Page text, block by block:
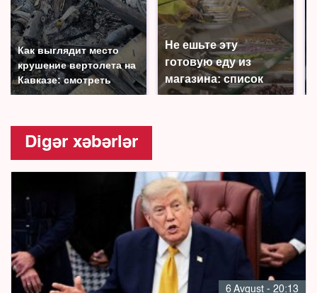
Как выглядит место
крушение вертолета на
Кавказе: смотреть
Не ешьте эту
готовую еду из
магазина: список
Digər xəbərlər
6 Avqust - 20:13